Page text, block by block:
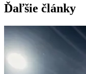
článku
Ďaľšie články